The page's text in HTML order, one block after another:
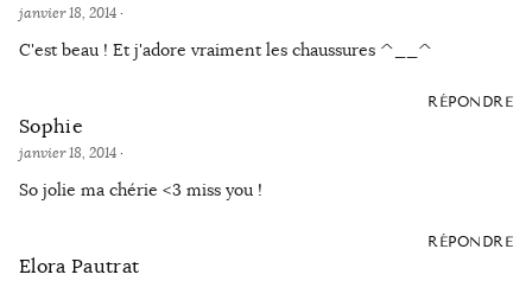
janvier 18, 2014·
C'est beau ! Et j'adore vraiment les chaussures ^__^
RÉPONDRE
Sophie
janvier 18, 2014·
So jolie ma chérie <3 miss you !
RÉPONDRE
Elora Pautrat